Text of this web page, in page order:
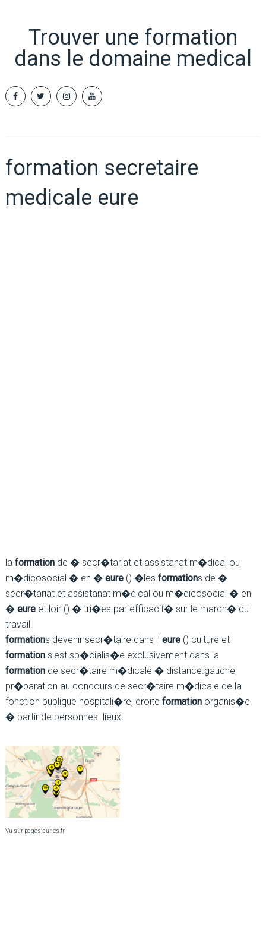
Trouver une formation
dans le domaine medical
formation secretaire
medicale eure
la formationde � secr�tariat et assistanat m�dical ou
m�dicosocial � en � eure() �les formations de �
secr�tariat et assistanat m�dical ou m�dicosocial � en
� eureet loir () � tri�es par efficacit� sur le march� du
travail.
formations devenir secr�taire dans l’ eure() culture et
formations’est sp�cialis�e exclusivement dans la
formationde secr�taire m�dicale � distance.gauche,
pr�paration au concours de secr�taire m�dicale de la
fonction publique hospitali�re, droite formationorganis�e
� partir de personnes. lieux.
Vu sur pagesjaunes.fr